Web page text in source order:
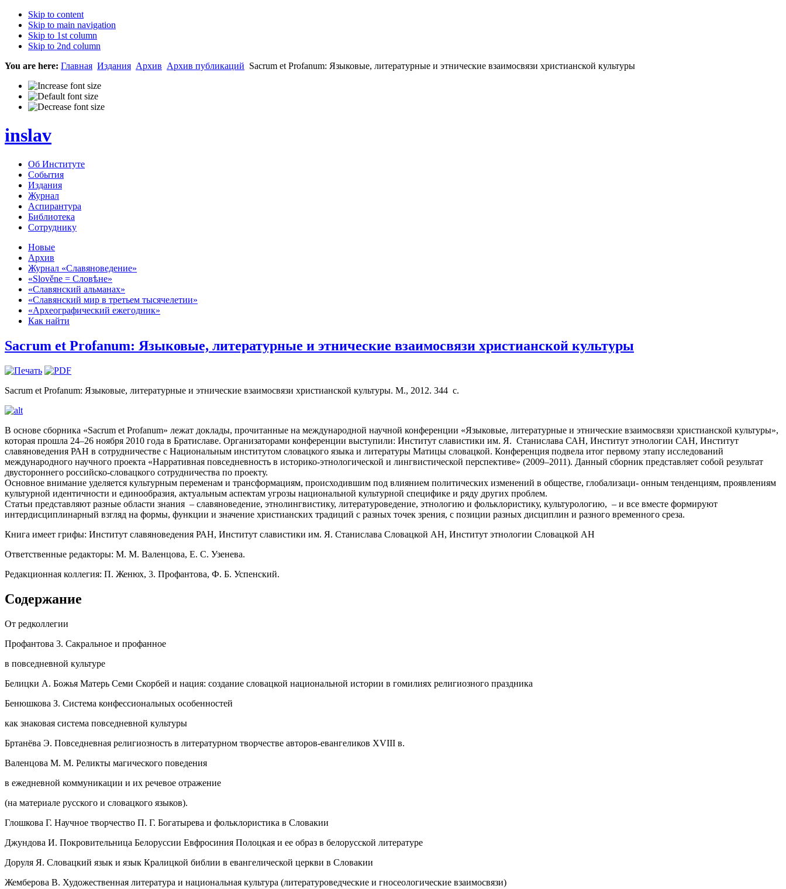
Skip to content
Skip to main navigation
Skip to 1st column
Skip to 2nd column
You are here: Главная Издания Архив Архив публикаций Sacrum et Profanum: Языковые, литературные и этнические взаимосвязи христианской культуры
inslav
Об Институте
События
Издания
Журнал
Аспирантура
Библиотека
Сотруднику
Новые
Архив
Журнал «Славяноведение»
«Slověne = Словѣне»
«Славянский альманах»
«Славянский мир в третьем тысячелетии»
«Археографический ежегодник»
Как найти
Sacrum et Profanum: Языковые, литературные и этнические взаимосвязи христианской культуры
Sacrum et Profanum: Языковые, литературные и этнические взаимосвязи христианской культуры. М., 2012. 344 с.
В основе сборника «Sacrum et Profanum» лежат доклады, прочитанные на международной научной конференции «Языковые, литературные и этнические взаимосвязи христианской культуры»,
которая прошла 24–26 ноября 2010 года в Братиславе. Организаторами конференции выступили: Институт славистики им. Я. Станислава САН, Институт этнологии САН, Институт
славяноведения РАН в сотрудничестве с Национальным институтом словацкого языка и литературы Матицы словацкой. Конференция подвела итог первому этапу исследований
международного научного проекта «Нарративная повседневность в историко-этнологической и лингвистической перспективе» (2009–2011). Данный сборник представляет собой результат
двустороннего российско-словацкого сотрудничества по проекту.
Основное внимание уделяется культурным переменам и трансформациям, происходившим под влиянием политических изменений в обществе, глобализаци- онным тенденциям, проявлениям
культурной идентичности и единообразия, актуальным аспектам угрозы национальной культурной специфике и ряду других проблем.
Статьи представляют разные области знания – славяноведение, этнолингвистику, литературоведение, этнологию и фольклористику, культурологию, – и все вместе формируют
интердисциплинарный взгляд на формы, функции и значение христианских традиций с разных точек зрения, с позиции разных дисциплин и разного временного среза.
Книга имеет грифы: Институт славяноведения РАН, Институт славистики им. Я. Станислава Словацкой АН, Институт этнологии Словацкой АН
Ответственные редакторы: М. М. Валенцова, Е. С. Узенева.
Редакционная коллегия: П. Женюх, 3. Профантова, Ф. Б. Успенский.
Содержание
От редколлегии
Профантова 3. Сакральное и профанное
в повседневной культуре
Белицки А. Божья Матерь Семи Скорбей и нация: создание словацкой национальной истории в гомилиях религиозного праздника
Бенюшкова З. Система конфессиональных особенностей
как знаковая система повседневной культуры
Бртанёва Э. Повседневная религиозность в литературном творчестве авторов-евангеликов XVIII в.
Валенцова М. М. Реликты магического поведения
в ежедневной коммуникации и их речевое отражение
(на материале русского и словацкого языков).
Глошкова Г. Научное творчество П. Г. Богатырева и фольклористика в Словакии
Джундова И. Покровительница Белоруссии Евфросиния Полоцкая и ее образ в белорусской литературе
Доруля Я. Словацкий язык и язык Кралицкой библии в евангелической церкви в Словакии
Жемберова В. Художественная литература и национальная культура (литературоведческие и гносеологические взаимосвязи)